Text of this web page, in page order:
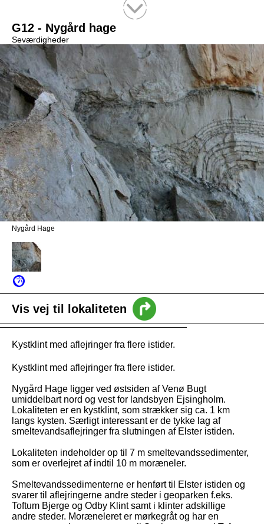
intro
Nyheder
G12 - Nygård hage
Seværdigheder
Nygård Hage
Vis vej til lokaliteten
Kystklint med aflejringer fra flere istider.
Kystklint med aflejringer fra flere istider.
Nygård Hage ligger ved østsiden af Venø Bugt
umiddelbart nord og vest for landsbyen Ejsingholm.
Lokaliteten er en kystklint, som strækker sig ca. 1 km
langs kysten. Særligt interessant er de tykke lag af
smeltevandsaflejringer fra slutningen af Elster istiden.
Lokaliteten indeholder op til 7 m smeltevandssedimenter,
som er overlejret af indtil 10 m moræneler.
Smeltevandssedimenterne er henført til Elster istiden og
svarer til aflejringerne andre steder i geoparken f.eks.
Toftum Bjerge og Odby Klint samt i klinter adskillige
andre steder. Moræneleret er mørkegråt og har en
sammensætning, som svarer til Saale morænen i Toftum